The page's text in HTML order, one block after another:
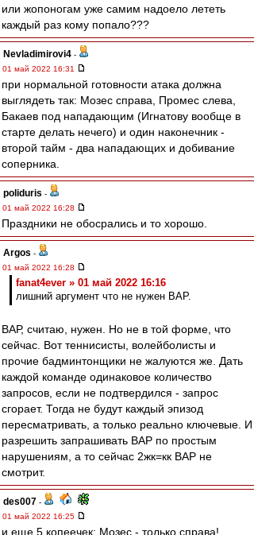
или жопоногам уже самим надоело лететь
каждый раз кому попало???
Nevladimirovi4 -
01 май 2022 16:31
при нормальной готовности атака должна
выглядеть так: Мозес справа, Промес слева,
Бакаев под нападающим (Игнатову вообще в
старте делать нечего) и один наконечник -
второй тайм - два нападающих и добивание
соперника.
poliduris -
01 май 2022 16:28
Праздники не обосрались и то хорошо.
Argos -
01 май 2022 16:28
fanat4ever » 01 май 2022 16:16
лишний аргумент что не нужен ВАР.
ВАР, считаю, нужен. Но не в той форме, что
сейчас. Вот теннисисты, волейболисты и
прочие бадминтонщики не жалуются же. Дать
каждой команде одинаковое количество
запросов, если не подтвердился - запрос
сгорает. Тогда не будут каждый эпизод
пересматривать, а только реально ключевые. И
разрешить запрашивать ВАР по простым
нарушениям, а то сейчас 2жк=кк ВАР не
смотрит.
des007 -
01 май 2022 16:25
и еще 5 копеечек: Мозес - только справа!